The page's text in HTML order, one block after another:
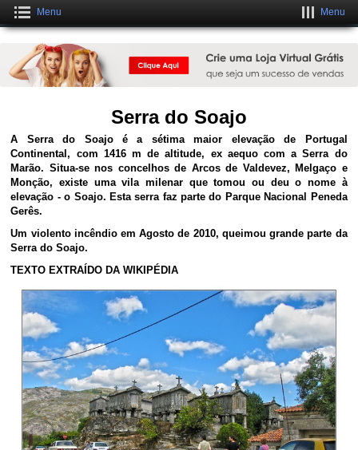
Menu Menu
Serra do Soajo
A Serra do Soajo é a sétima maior elevação de Portugal
Continental, com 1416 m de altitude, ex aequo com a Serra do
Marão. Situa-se nos concelhos de Arcos de Valdevez, Melgaço e
Monção, existe uma vila milenar que tomou ou deu o nome à
elevação - o Soajo. Esta serra faz parte do Parque Nacional Peneda
Gerês.
Um violento incêndio em Agosto de 2010, queimou grande parte da
Serra do Soajo.
TEXTO EXTRAÍDO DA WIKIPÉDIA
Crie um Site Grátis Fantástico